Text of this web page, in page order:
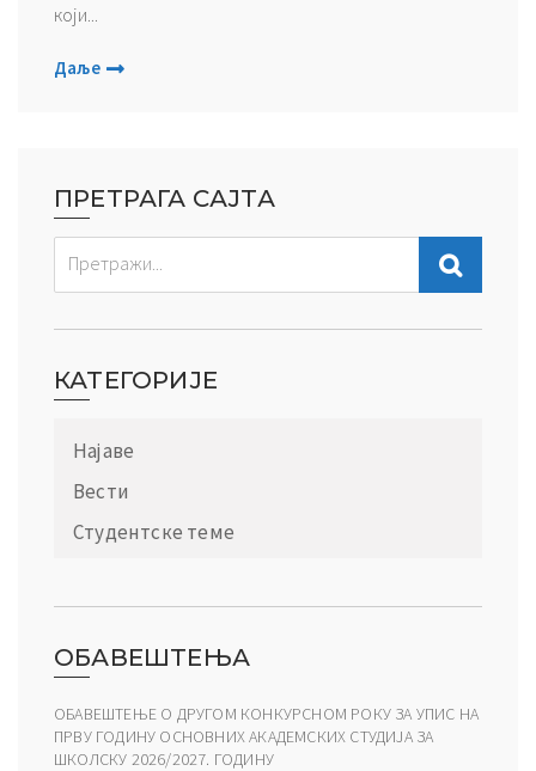
који...
Даље
ПРЕТРАГА САЈТА
КАТЕГОРИЈЕ
Најаве
Вести
Студентске теме
ОБАВЕШТЕЊА
ОБАВЕШТЕЊЕ О ДРУГОМ КОНКУРСНОМ РОКУ ЗА УПИС НА
ПРВУ ГОДИНУ ОСНОВНИХ АКАДЕМСКИХ СТУДИЈА ЗА
ШКОЛСКУ 2026/2027. ГОДИНУ